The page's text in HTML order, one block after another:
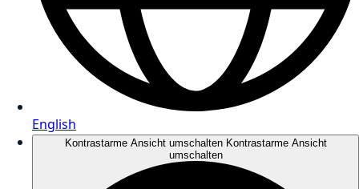
English
Kontrastarme Ansicht umschalten Kontrastarme Ansicht
umschalten